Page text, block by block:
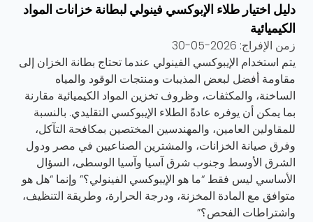
دليل اختيار طلاء الإبوكسي فينولي لبطانة خزانات المواد
الكيميائية
زمن الإفراج: 2026-05-30
يتم استخدام الإيبوكسي الفينولي عندما تحتاج بطانة الخزان إلى
مقاومة أفضل لبعض المذيبات ومنتجات الوقود والمياه
الساخنة، والمكثفات، وظروف تخزين المواد الكيميائية مقارنة
بما يمكن أن يوفره عادةً الطلاء الإيبوكسي التقليدي. بالنسبة
للمقاولين العامين، والمهندسين المختصين بمكافحة التآكل،
وفرق صيانة الخزانات، والمشترين الصناعيين في مصر ودول
الشرق الأوسط وجنوب شرق آسيا وآسيا الوسطى، السؤال
الأساسي ليس فقط “ما هو الإيبوكسي الفينولي؟” وإنما “هل هو
متوافق مع المادة المخزنة، ودرجة الحرارة، وطريقة التنظيف،
واشتراطات الفحص؟”